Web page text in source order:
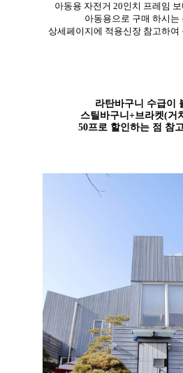
아동용 자전거 20인치 프레임
아동용으로 구매 하시는
상세페이지에 적용신장 참고하
라탄바구니 수급이
스틸바구니+브라켓(거
50프로 할인하는 점 참